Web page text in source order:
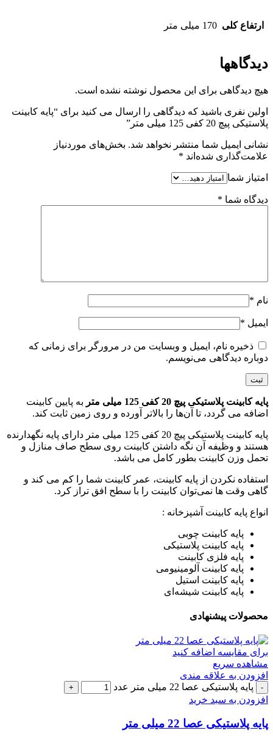
ارتفاع کلی 170 میلی متر
دیدگاهها
هیچ دیدگاهی برای این محصول نوشته نشده است.
اولین نفری باشید که دیدگاهی را ارسال می کنید برای “پایه کابینت
پلاستیکی پیچ 20 کفی 125 میلی متر”
نشانی ایمیل شما منتشر نخواهد شد. بخش‌های موردنیاز
علامت‌گذاری شده‌اند *
امتیاز شما
دیدگاه شما *
نام *
ایمیل *
ذخیره نام، ایمیل و وبسایت من در مرورگر برای زمانی که
دوباره دیدگاهی می‌نویسم.
پایه کابینت پلاستیکی پیچ 20 کفی 125 میلی متر
به پایین کابینت
اضافه می گردد، تا آن‌ها را بالاتر آورده و روی زمین ثابت کند.
پایه کابینت پلاستیکی پیچ 20 کفی 125 میلی متر دارای پایه نگهدارنده
هستند و وظیفه آن نگه داشتن کابینت روی سطح صاف منازل و
تحمل وزن کابینت بطور کامل می باشد.
استفاده نکردن از پایه کابینت، عمر کابینت شما را کم می کند و
گاهی وقت ها نمی‌توان کابینت را با سطح افق تراز کرد.
انواع پایه کابینت آشپزخانه :
پایه کابینت چوبی
پایه کابینت پلاستیکی
پایه فلزی کابینت
پایه کابینت آلومینیومی
پایه کابینت استیل
پایه کابینت شیشه‌ای
محصولات پیشنهادی
برای مقایسه اضافه کنید
مشاهده سریع
افزودن به علاقه مندی
پایه پلاستیکی عصا 22 میلی متر عدد
افزودن به سبد خرید
پایه پلاستیکی عصا 22 میلی متر